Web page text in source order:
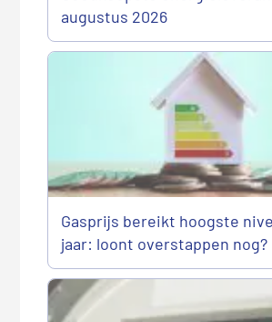
augustus 2026
Gasprijs bereikt hoogste
jaar: loont overstappen nog?